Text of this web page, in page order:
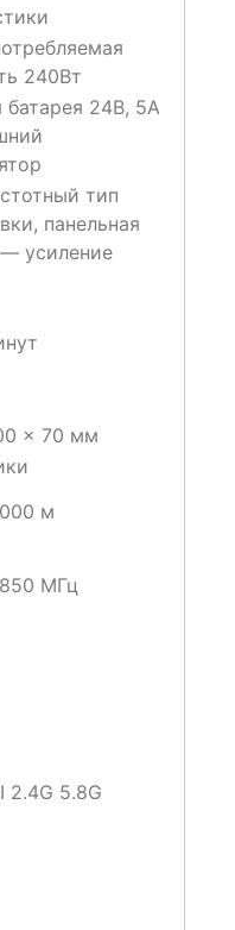
240Вт
батарея 24В, 5А
тип
панельная
— усиление
x 70 мм
м
МГц
2.4G 5.8G